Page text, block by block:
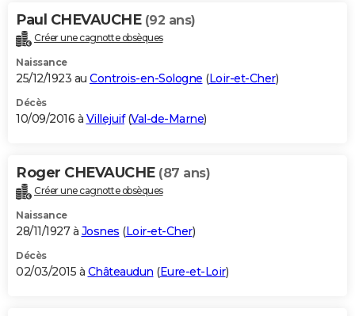
Paul CHEVAUCHE (92 ans)
Créer une cagnotte obsèques
Naissance
25/12/1923 au Controis-en-Sologne (Loir-et-Cher)
Décès
10/09/2016 à Villejuif(Val-de-Marne)
Roger CHEVAUCHE (87 ans)
Créer une cagnotte obsèques
Naissance
28/11/1927 à Josnes (Loir-et-Cher)
Décès
02/03/2015 à Châteaudun (Eure-et-Loir)